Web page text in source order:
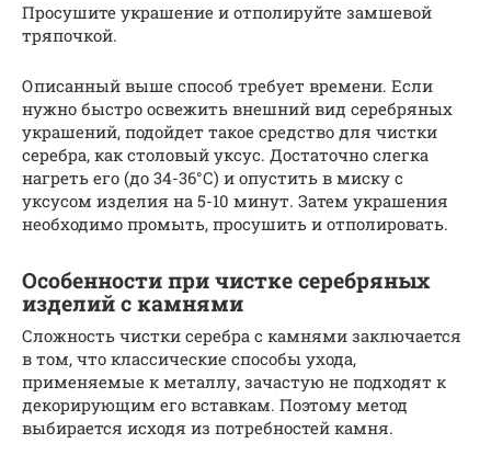
Просушите украшение и отполируйте замшевой
тряпочкой.
Описанный выше способ требует времени. Если
нужно быстро освежить внешний вид серебряных
украшений, подойдет такое средство для чистки
серебра, как столовый уксус. Достаточно слегка
нагреть его (до 34-36°С) и опустить в миску с
уксусом изделия на 5-10 минут. Затем украшения
необходимо промыть, просушить и отполировать.
Особенности при чистке серебряных
изделий с камнями
Сложность чистки серебра с камнями заключается
в том, что классические способы ухода,
применяемые к металлу, зачастую не подходят к
декорирующим его вставкам. Поэтому метод
выбирается исходя из потребностей камня.